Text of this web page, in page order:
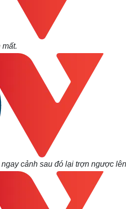
mất.
cảnh sau đó lại trợn ngược